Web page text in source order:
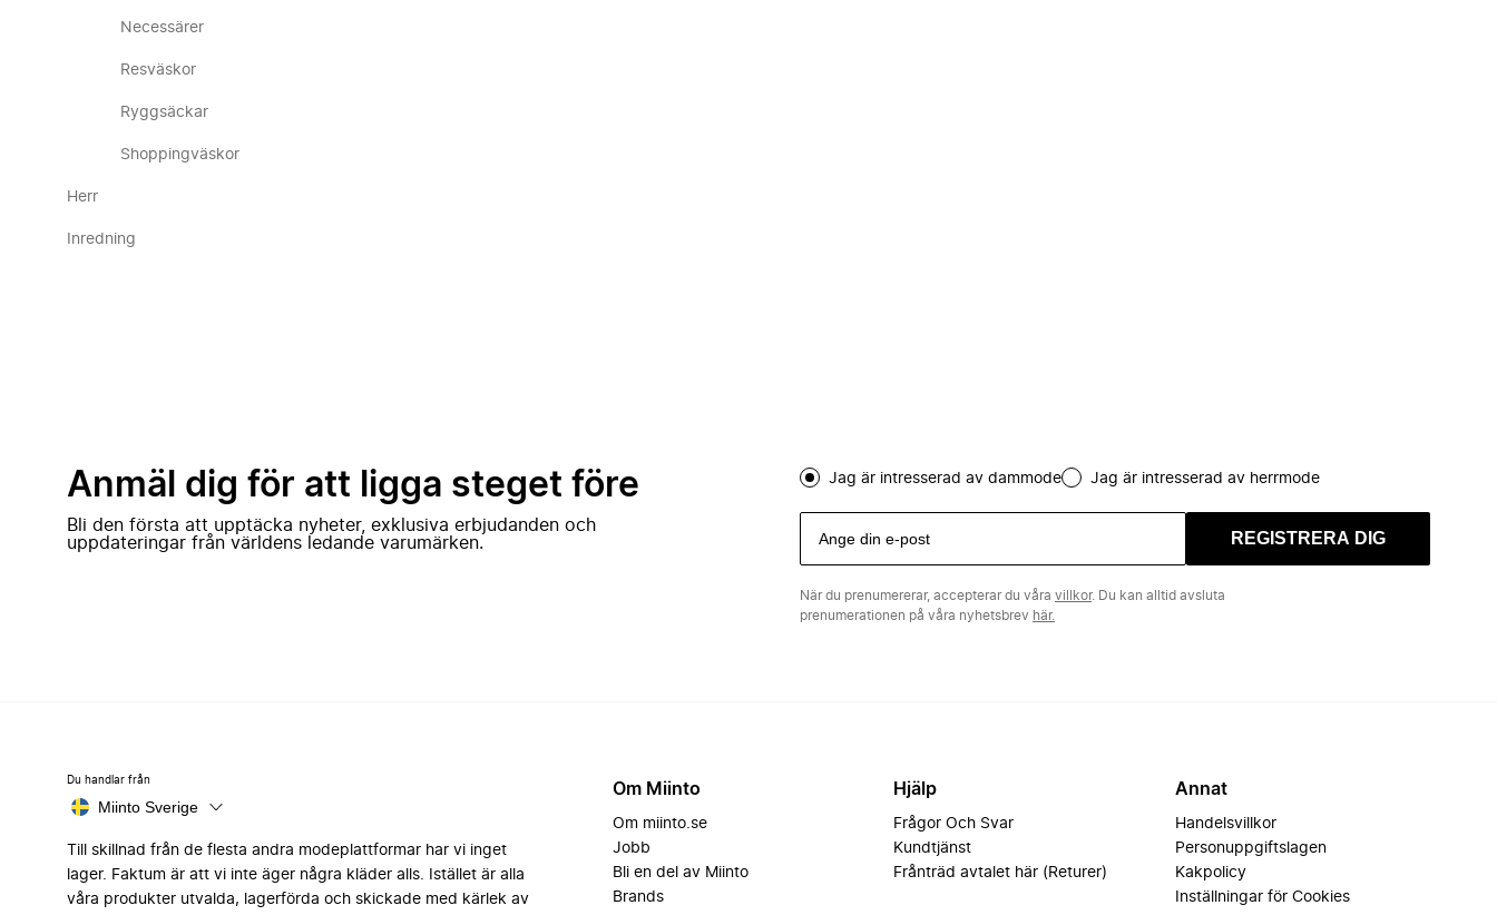
Necessärer
Resväskor
Ryggsäckar
Shoppingväskor
Herr
Inredning
Anmäl dig för att ligga steget före
Bli den första att upptäcka nyheter, exklusiva erbjudanden och
uppdateringar från världens ledande varumärken.
Jag är intresserad av dammode Jag är intresserad av herrmode
REGISTRERA DIG
När du prenumererar, accepterar du våra villkor. Du kan alltid avsluta
prenumerationen på våra nyhetsbrev här.
Du handlar från
Miinto Sverige
Till skillnad från de flesta andra modeplattformar har vi inget
lager. Faktum är att vi inte äger några kläder alls. Istället är alla
våra produkter utvalda, lagerförda och skickade med kärlek av
Om Miinto
Om miinto.se
Jobb
Bli en del av Miinto
Brands
Hjälp
Frågor Och Svar
Kundtjänst
Frånträd avtalet här (Returer)
Annat
Handelsvillkor
Personuppgiftslagen
Kakpolicy
Inställningar för Cookies